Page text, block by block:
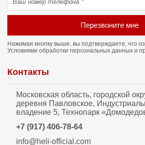
Перезвоните мне
Нажимая кнопку выше, вы подтверждаете, что
Условиями обработки персональных данных и
Контакты
Московская область, городской
деревня Павловское,
владение 5, Технопарк
+7 (917) 406-78-64
info@heli-official.com